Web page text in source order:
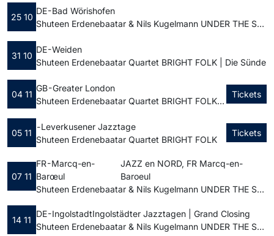
25 10
DE - Bad Wörishofen
Shuteen Erdenebaatar & Nils Kugelmann UNDER THE SAME STARS | Haus zum Gugger
31 10
DE - Weiden
Shuteen Erdenebaatar Quartet BRIGHT FOLK | Die Sünde
04 11
GB - Greater London
Shuteen Erdenebaatar Quartet BRIGHT FOLK | Ronnie Scott’s Jazz Club
Tickets
05 11
-Leverkusener Jazztage
Shuteen Erdenebaatar Quartet BRIGHT FOLK
Tickets
07 11
FR - Marcq-en-
Barœul
JAZZ en NORD, FR Marcq-en-
Baroeul
Shuteen Erdenebaatar & Nils Kugelmann UNDER THE SAME STARS | Theatre da la Rianderie
14 11
DE - IngolstadtIngolstädter Jazztagen | Grand Closing
Shuteen Erdenebaatar & Nils Kugelmann UNDER THE SAME STARS | Stadttheater-Festsaal Ingolstadt